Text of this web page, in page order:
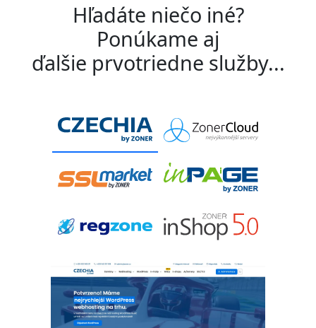
Hľadáte niečo iné?
Ponúkame aj
ďalšie prvotriedne služby...